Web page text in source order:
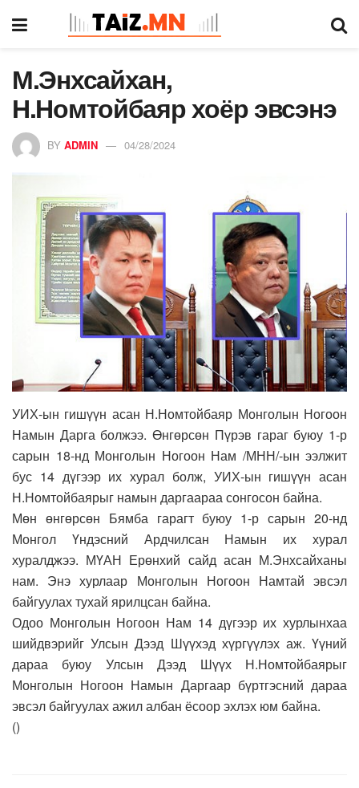
М.Энхсайхан,
Н.Номтойбаяр хоёр эвсэнэ
BY ADMIN 04/28/2024
УИХ-ын гишүүн асан Н.Номтойбаяр Монголын Ногоон
Намын Дарга болжээ. Өнгөрсөн Пүрэв гараг буюу 1-р
сарын 18-нд Монголын Ногоон Нам /МНН/-ын ээлжит
бус 14 дүгээр их хурал болж, УИХ-ын гишүүн асан
Н.Номтойбаярыг намын даргаараа сонгосон байна.
Мөн өнгөрсөн Бямба гарагт буюу 1-р сарын 20-нд
Монгол Үндэсний Ардчилсан Намын их хурал
хуралджээ. МҮАН Ерөнхий сайд асан М.Энхсайханы
нам. Энэ хурлаар Монголын Ногоон Намтай эвсэл
байгуулах тухай ярилцсан байна.
Одоо Монголын Ногоон Нам 14 дүгээр их хурлынхаа
шийдвэрийг Улсын Дээд Шүүхэд хүргүүлэх аж. Үүний
дараа буюу Улсын Дээд Шүүх Н.Номтойбаярыг
Монголын Ногоон Намын Даргаар бүртгэсний дараа
эвсэл байгуулах ажил албан ёсоор эхлэх юм байна.
()